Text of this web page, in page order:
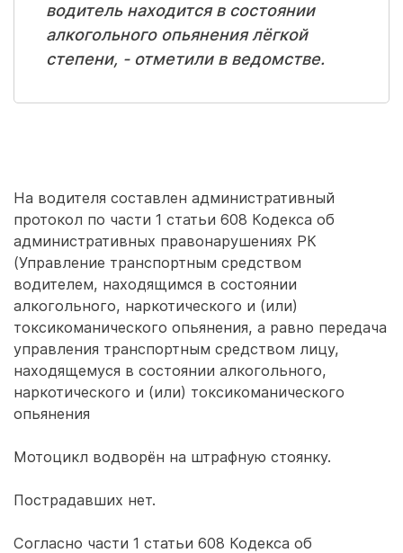
водитель находится в состоянии
алкогольного опьянения лёгкой
степени, - отметили в ведомстве.
На водителя составлен административный
протокол по части 1 статьи 608 Кодекса об
административных правонарушениях РК
(Управление транспортным средством
водителем, находящимся в состоянии
алкогольного, наркотического и (или)
токсикоманического опьянения, а равно передача
управления транспортным средством лицу,
находящемуся в состоянии алкогольного,
наркотического и (или) токсикоманического
опьянения
Мотоцикл водворён на штрафную стоянку.
Пострадавших нет.
Согласно части 1 статьи 608 Кодекса об